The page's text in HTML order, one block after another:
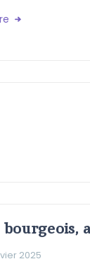
bourgeois,
2025